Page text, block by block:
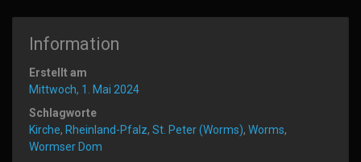
Information
Erstellt am
Mittwoch, 1. Mai 2024
Schlagworte
Kirche, Rheinland-Pfalz, St. Peter (Worms), Worms,
Wormser Dom